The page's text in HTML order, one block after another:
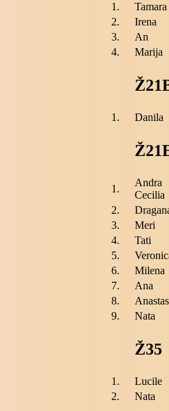
1.
Tamara
2.
Irena
3.
An
4.
Marija
1. Danila
1.
Andra
Cecilia
2.
3.
Meri
4.
Tati
5.
6.
Milena
7.
Ana
8.
9.
Nata
Ž35
1.
Lucile
2.
Nata